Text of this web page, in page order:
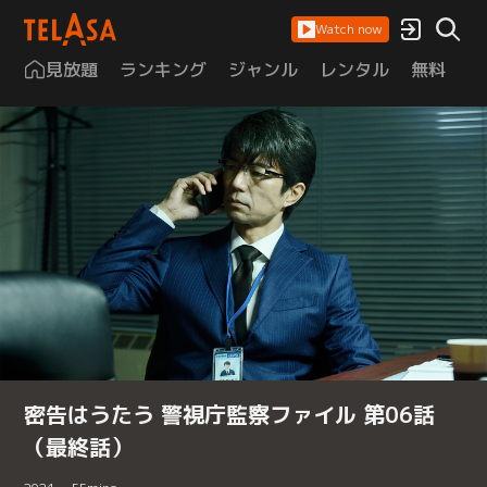
Watch now
見放題 ランキング ジャンル レンタル 無料
密告はうたう 警視庁監察ファイル 第06話
（最終話）